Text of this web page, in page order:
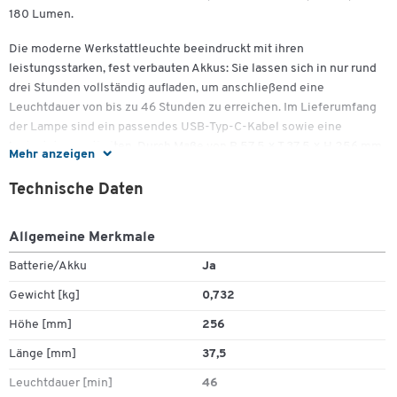
Mehr anzeigen
180 Lumen.
Die moderne Werkstattleuchte beeindruckt mit ihren
leistungsstarken, fest verbauten Akkus: Sie lassen sich in nur rund
drei Stunden vollständig aufladen, um anschließend eine
Leuchtdauer von bis zu 46 Stunden zu erreichen. Im Lieferumfang
der Lampe sind ein passendes USB-Typ-C-Kabel sowie eine
Ladestation enthalten. Durch Maße von B 57,5 × T 37,5 × H 256 mm
gemäß IP54 und IK07 geschützt. Es bietet Ihnen zahlreiche
Transport- beziehungsweise Anbringungsmöglichkeiten: Neben
Haltemagnete sowie eine Gürtelschlaufe zur Verfügung.
Technische Leistungsmerkmale & Highlights:
Nebenleuchte mit 180 Lumen
Technische Daten
Allgemeine Merkmale
Batterie/Akku Ja
Gewicht [kg] 0,732
Höhe [mm] 256
Länge [mm] 37,5
Leuchtdauer [min] 46
Zum Zoomen doppeltippen